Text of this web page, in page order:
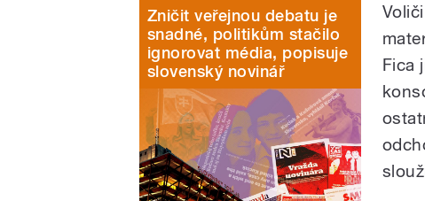
Zničit veřejnou debatu je
snadné, politikům stačilo
ignorovat média, popisuje
slovenský novinář
Fica